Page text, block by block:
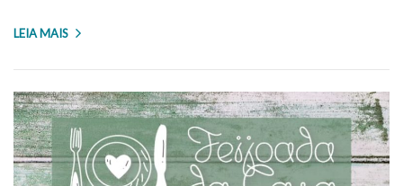
LEIA MAIS